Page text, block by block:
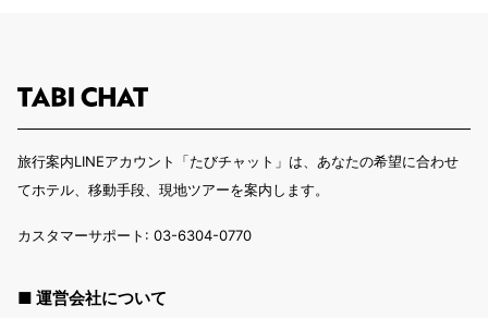
旅行案内LINEアカウント「たびチャット」は、あなたの希望に合わせ
てホテル、移動手段、現地ツアーを案内します。
カスタマーサポート: 03-6304-0770
■ 運営会社について